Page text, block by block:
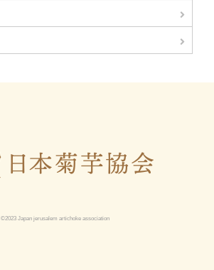
©2023 Japan jerusalem artichoke association